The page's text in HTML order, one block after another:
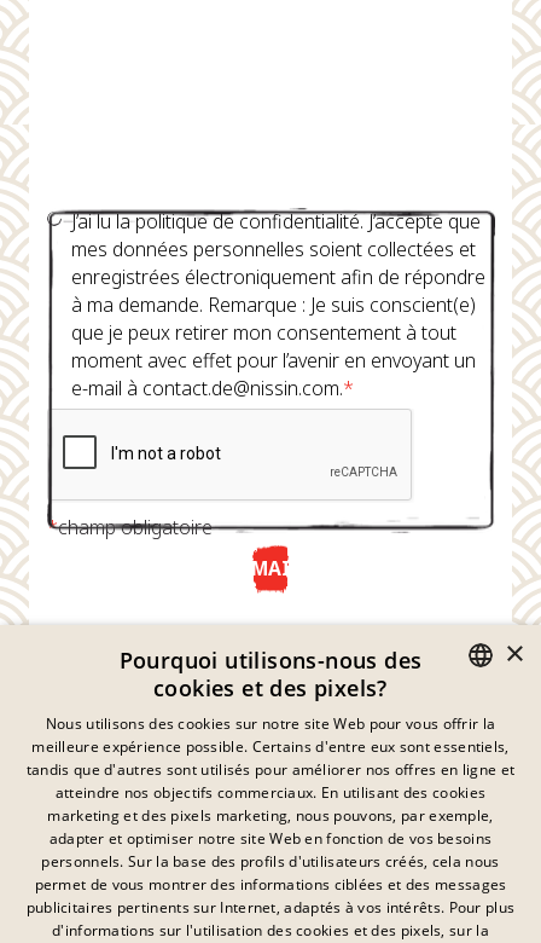
J’ai lu la politique de confidentialité. J’accepte que
mes données personnelles soient collectées et
enregistrées électroniquement afin de répondre
à ma demande. Remarque : Je suis conscient(e)
que je peux retirer mon consentement à tout
moment avec effet pour l’avenir en envoyant un
e-mail à contact.de@nissin.com.*
*champ obligatoire
ENVOYER MAINTENANT
Déclaration De Confidentialité
Empreinte
Mentions Légales
Contact
GERMAN
FRENCH
DANISH
SWEDISH
HUNGARIAN
×
Pourquoi utilisons-nous des
cookies et des pixels?
Nous utilisons des cookies sur notre site Web pour vous offrir la
meilleure expérience possible. Certains d'entre eux sont essentiels,
tandis que d'autres sont utilisés pour améliorer nos offres en ligne et
atteindre nos objectifs commerciaux. En utilisant des cookies
marketing et des pixels marketing, nous pouvons, par exemple,
adapter et optimiser notre site Web en fonction de vos besoins
personnels. Sur la base des profils d'utilisateurs créés, cela nous
permet de vous montrer des informations ciblées et des messages
publicitaires pertinents sur Internet, adaptés à vos intérêts. Pour plus
d'informations sur l'utilisation des cookies et des pixels, sur la